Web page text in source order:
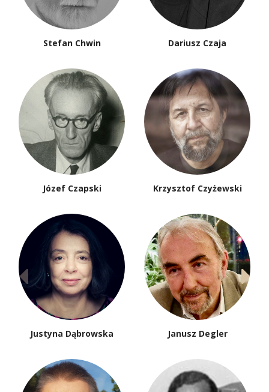
Stefan Chwin Dariusz Czaja
Józef Czapski Krzysztof Czyżewski
Justyna Dąbrowska Janusz Degler